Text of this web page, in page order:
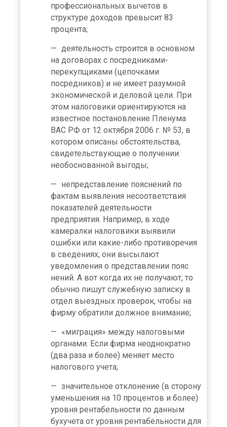
профессиональных вычетов в
структуре доходов превысит 83
процента;
деятельность строится в основном
на договорах с посредниками-
перекупщиками (цепочками
посредников) и не имеет разумной
экономической и деловой цели. При
этом налоговики ориентируются на
известное постановление Пленума
ВАС РФ от 12 октября 2006 г. № 53, в
котором описаны обстоятельства,
свидетельствующие о получении
необоснованной выгоды;
непредставление пояснений по
фактам выявления несоответствия
показателей деятельности
предприятия. Например, в ходе
камералки налоговики выявили
ошибки или какие-либо противоречия
в сведениях, они высылают
уведомления о представлении пояс
нений. А вот когда их не получают, то
обычно пишут служебную записку в
отдел выездных проверок, чтобы на
фирму обратили должное внимание;
«миграция» между налоговыми
органами. Если фирма неоднократно
(два раза и более) меняет место
налогового учета;
значительное отклонение (в сторону
уменьшения на 10 процентов и более)
уровня рентабельности по данным
бухучета от уровня рентабельности для